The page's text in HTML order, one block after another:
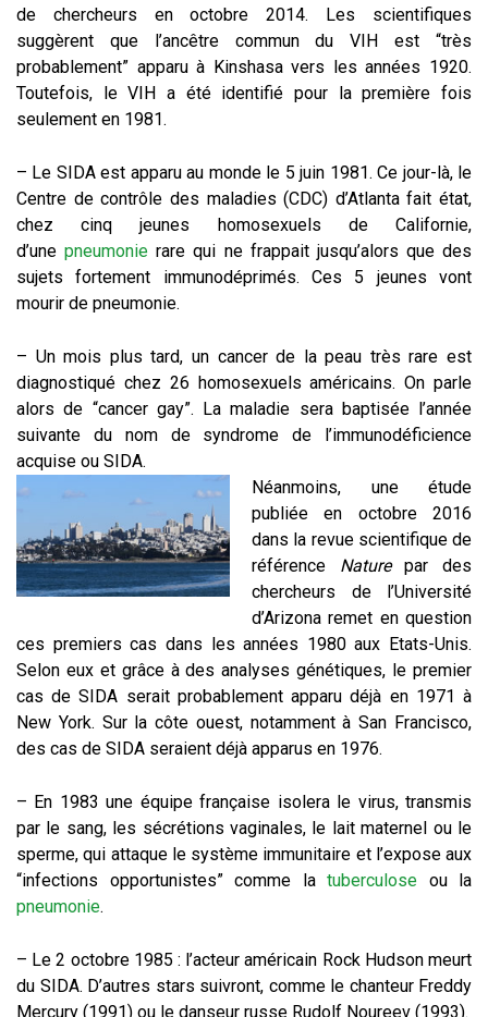
de chercheurs en octobre 2014. Les scientifiques
suggèrent que l’ancêtre commun du VIH est “très
probablement” apparu à Kinshasa vers les années 1920.
Toutefois, le VIH a été identifié pour la première fois
seulement en 1981.
– Le SIDA est apparu au monde le 5 juin 1981. Ce jour-là, le
Centre de contrôle des maladies (CDC) d’Atlanta fait état,
chez cinq jeunes homosexuels de Californie,
d’unepneumonie rare qui ne frappait jusqu’alors que des
sujets fortement immunodéprimés. Ces 5 jeunes vont
mourir de pneumonie.
– Un mois plus tard, un cancer de la peau très rare est
diagnostiqué chez 26 homosexuels américains. On parle
alors de “cancer gay”. La maladie sera baptisée l’année
suivante du nom de syndrome de l’immunodéficience
acquise ou SIDA.
Néanmoins, une étude
publiée en octobre 2016
dans la revue scientifique de
référence Naturepar des
chercheurs de l’Université
d’Arizona remet en question
ces premiers cas dans les années 1980 aux Etats-Unis.
Selon eux et grâce à des analyses génétiques, le premier
cas de SIDA serait probablement apparu déjà en 1971 à
New York. Sur la côte ouest, notamment à San Francisco,
des cas de SIDA seraient déjà apparus en 1976.
– En 1983 une équipe française isolera le virus, transmis
par le sang, les sécrétions vaginales, le lait maternel ou le
sperme, qui attaque le système immunitaire et l’expose aux
“infections opportunistes” comme la tuberculose ou la
pneumonie.
– Le 2 octobre 1985 : l’acteur américain Rock Hudson meurt
du SIDA. D’autres stars suivront, comme le chanteur Freddy
Mercury (1991) ou le danseur russe Rudolf Noureev (1993).